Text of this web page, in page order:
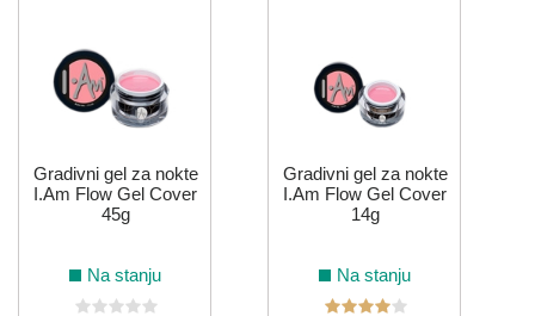
Gradivni gel za nokte
I.Am Flow Gel Cover
45g
Na stanju
Gradivni gel za nokte
I.Am Flow Gel Cover
14g
Na stanju